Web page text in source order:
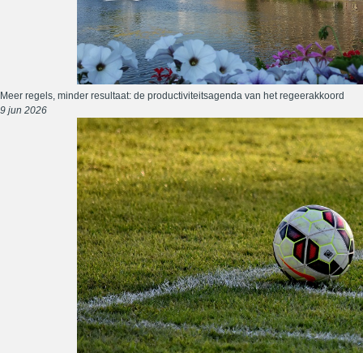
Meer regels, minder resultaat: de productiviteitsagenda van het regeerakkoord
9 jun 2026